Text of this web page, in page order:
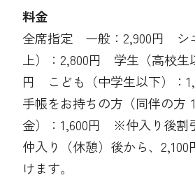
料金
全席指定 一般：2,900円 シ
上）：2,800円 学生（高校生
円 こども（中学生以下）：
手帳をお持ちの方（同伴の方
金）：1,600円 ※仲入り後割
仲入り（休憩）後から、
けます。